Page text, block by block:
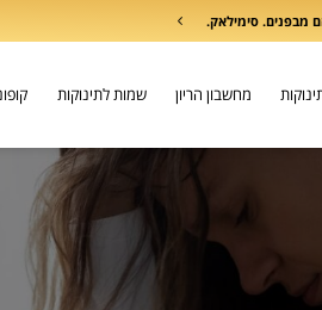
מבפנים. סימילאק.
מחשבון הריון שמות לתינוקות